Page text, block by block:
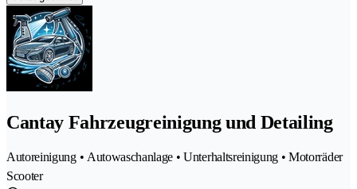
Cantay Fahrzeugreinigung und Detailing
Autoreinigung • Autowaschanlage • Unterhaltsreinigung • Motorräder
Scooter